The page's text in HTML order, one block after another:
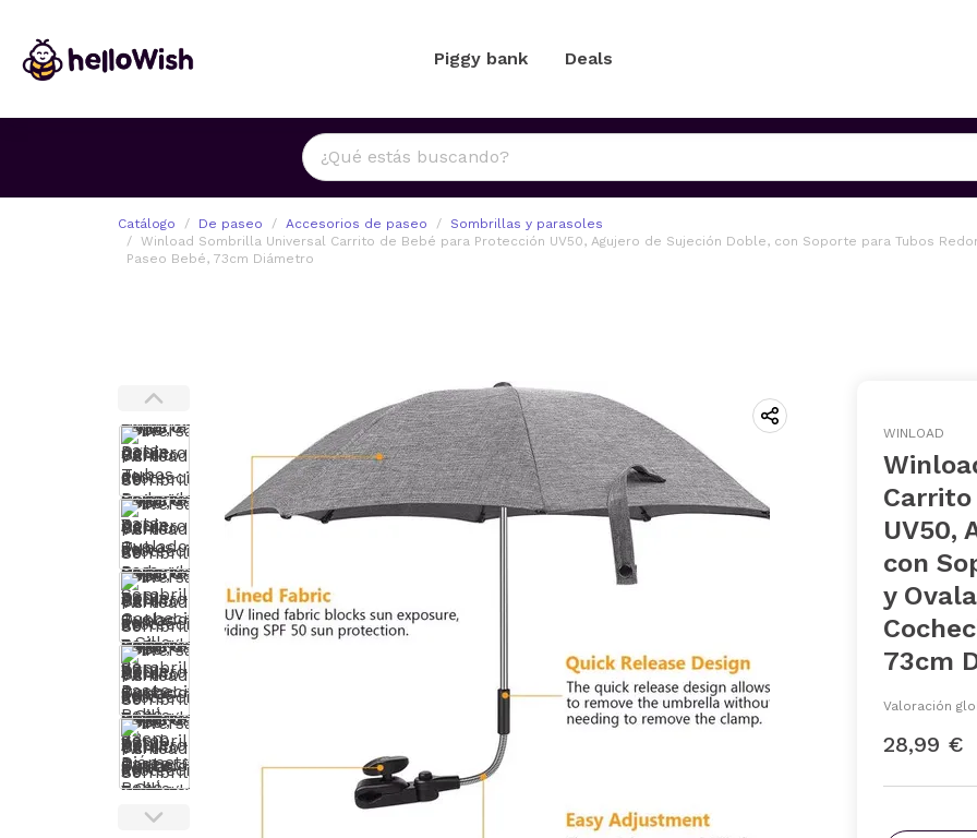
Piggy bank Deals
Catálogo De paseo Accesorios de paseo
Sombrillas y parasoles
Winload Sombrilla Universal Carrito de Bebé para Protección UV50, Agujero de Sujeción Doble, con Soporte para Tubos
Paseo Bebé, 73cm Diámetro
WINLOAD
Carrito
UV50,
con
y
73cm
Valoración
28,99 €